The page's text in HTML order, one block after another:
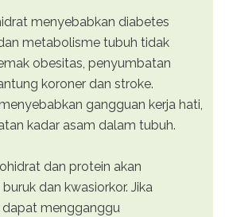
menyebabkan diabetes
metabolisme tubuh tidak
obesitas, penyumbatan
koroner dan stroke.
gangguan kerja hati,
kadar asam dalam tubuh.
dan protein akan
dan kwasiorkor. Jika
dapat mengganggu